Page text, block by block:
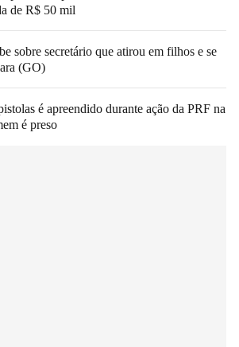
de R$ 50 mil
sobre secretário que atirou em filhos e se
(GO)
é apreendido durante ação da PRF na
é preso